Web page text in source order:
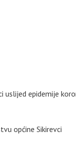
uslijed epidemije
općine Sikirevci